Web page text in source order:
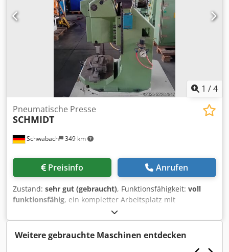
eine Gewindespindel und Winkelgetriebe • Seitlich
angebrachtes Maßband zum schnellen Reproduzieren von
Einstellungen bei Werkzeugwechsel • Praktisch
wartungsfreie doppeltwirkende Zylinder
1 /4
Schwabach 349 km
Pneumatische Presse
SCHMIDT
Preisinfo Anrufen
Zustand: sehr gut (gebraucht), Funktionsfähigkeit: voll
funktionsfähig, ein kompletter Arbeitsplatz mit
angebauter vollständiger Pneumatik. mit pneumatischer 2-
Handauslösung Kraft 45 kN Hub 60 mm Dodpfjzka Adjx
Amajkr
Weitere gebrauchte Maschinen entdecken